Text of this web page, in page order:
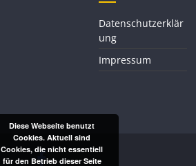
Datenschutzerklär
ung
Impressum
Diese Webseite benutzt
Cookies. Aktuell sind
Cookies, die nicht essentiell
für den Betrieb dieser Seite